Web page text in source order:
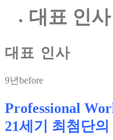
대표 인사
대표 인사
9년before
Professional
21세기 최첨단